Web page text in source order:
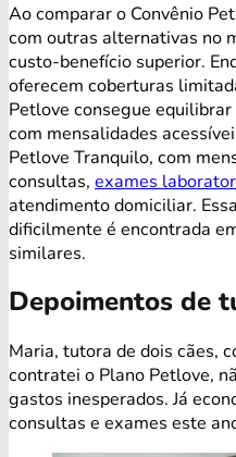
Ao comparar o Convênio
com outras alternativas no
custo-benefício superior.
oferecem coberturas
Petlove consegue
com mensalidades
Petlove Tranquilo, com
consultas, exames
atendimento domiciliar.
dificilmente é encontrada
similares.
Depoimentos de
Maria, tutora de dois cães,
contratei o Plano Petlove,
gastos inesperados. Já
consultas e exames este